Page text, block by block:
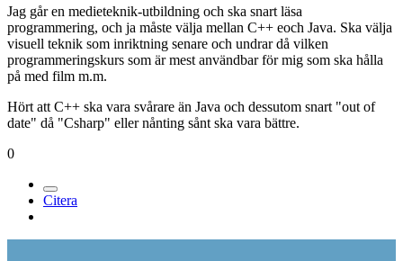
Jag går en medieteknik-utbildning och ska snart läsa
programmering, och ja måste välja mellan C++ eoch Java. Ska välja
visuell teknik som inriktning senare och undrar då vilken
programmeringskurs som är mest användbar för mig som ska hålla
på med film m.m.
Hört att C++ ska vara svårare än Java och dessutom snart "out of
date" då "Csharp" eller nånting sånt ska vara bättre.
0
Citera